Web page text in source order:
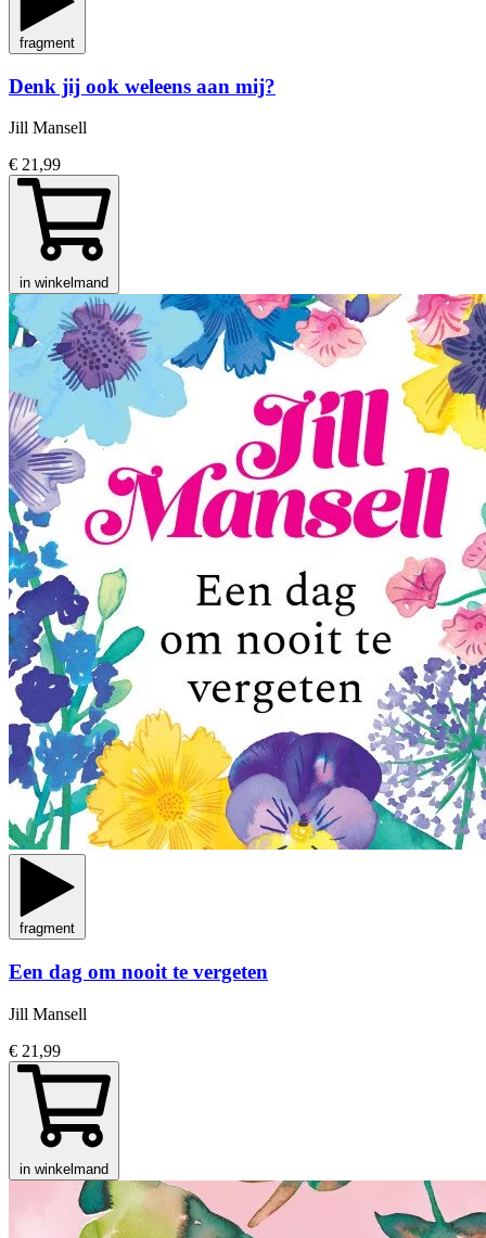
fragment
Denk jij ook weleens aan mij?
Jill Mansell
€ 21,99
in winkelmand
fragment
Een dag om nooit te vergeten
Jill Mansell
€ 21,99
in winkelmand